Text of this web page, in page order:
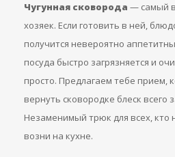
Чугунная сковорода — самый
хозяек. Если готовить в ней,
получится невероятно
посуда быстро загрязняется и
просто. Предлагаем тебе прием,
вернуть сковородке блеск всего
Незаменимый трюк для всех, кто
возни на кухне.